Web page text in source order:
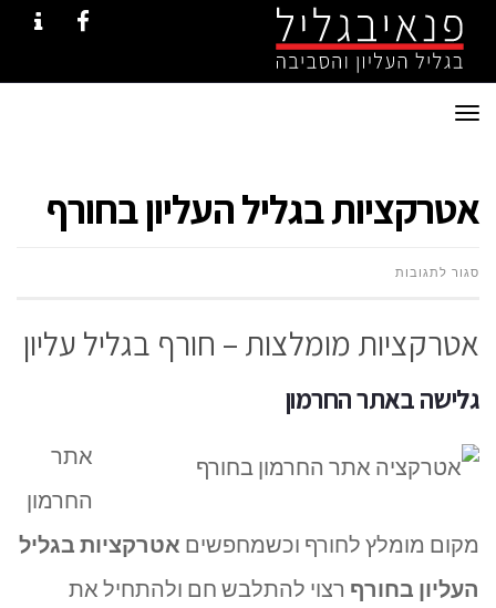
תפריט
אטרקציות בגליל העליון בחורף
סגור לתגובותעל
בחורף
אטרקציות מומלצות – חורף בגליל עליון
גלישה באתר החרמון
אתר
החרמון
מקום מומלץ לחורף וכשמחפשים אטרקציות בגליל
העליון בחורף רצוי להתלבש חם ולהתחיל את